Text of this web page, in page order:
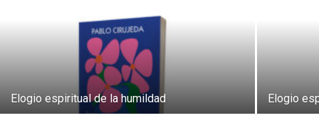
Elogio espiritual de la humildad Elogio